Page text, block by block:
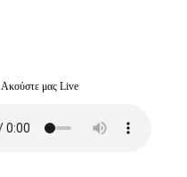
Ακούστε μας Live